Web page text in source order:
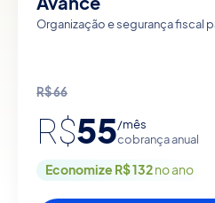
Organização e segurança fiscal
R$66
R$55/mês
cobrança anual
Economize R$ 132no ano